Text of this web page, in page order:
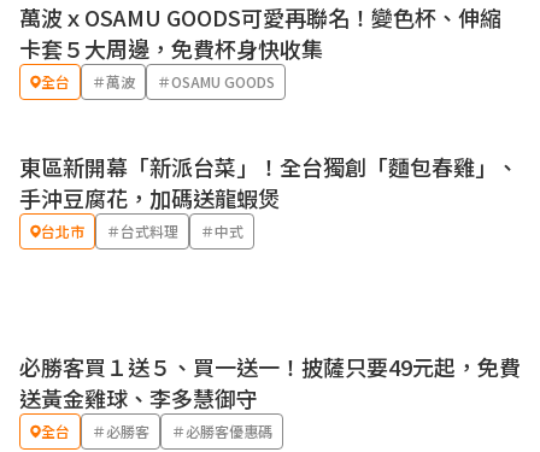
萬波ｘOSAMU GOODS可愛再聯名！變色杯、伸縮
卡套５大周邊，免費杯身快收集
全台 ＃萬波 ＃OSAMU GOODS
東區新開幕「新派台菜」！全台獨創「麵包春雞」、
手沖豆腐花，加碼送龍蝦煲
台北市 ＃台式料理 ＃中式
優惠
必勝客買１送５、買一送一！披薩只要49元起，免費
送黃金雞球、李多慧御守
全台 ＃必勝客 ＃必勝客優惠碼